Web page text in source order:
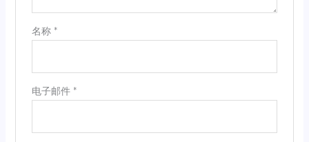
名称 *
电子邮件 *